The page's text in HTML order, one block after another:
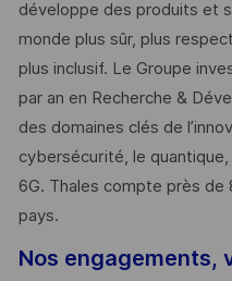
développe des produits et
monde plus sûr, plus
plus inclusif. Le Groupe
par an en Recherche &
des domaines clés de
cybersécurité, le
6G. Thales compte près
pays. ​
Nos engagements,